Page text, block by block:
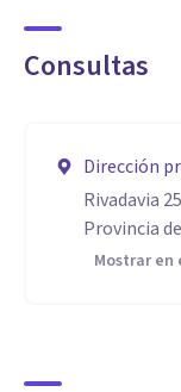
Consultas
Dirección
Rivadavia
Provincia
Mostrar en